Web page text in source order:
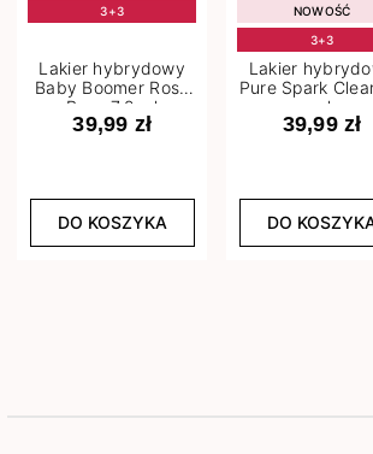
3+3
Lakier hybrydowy
Baby Boomer Rose
Base 7,2 ml
39,99 zł
DO KOSZYKA
NOWOŚĆ
3+3
Lakier
Pure Spark
ml
39,99 zł
DO